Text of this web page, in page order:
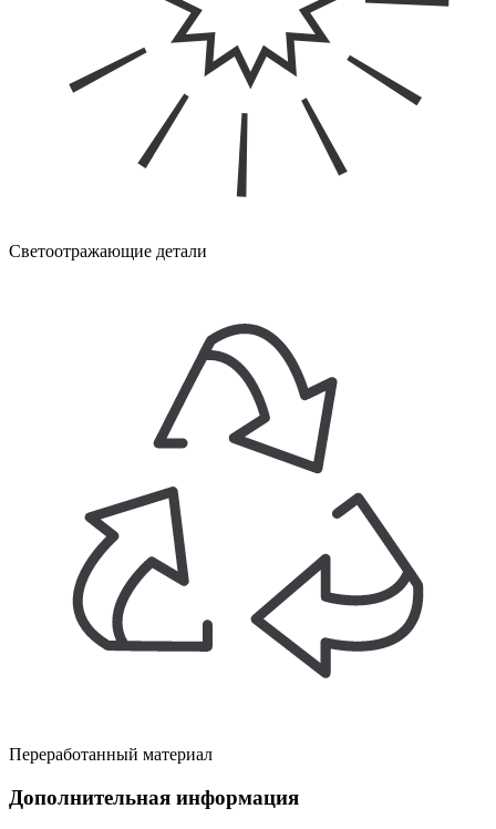
Светоотражающие детали
Переработанный материал
Дополнительная информация